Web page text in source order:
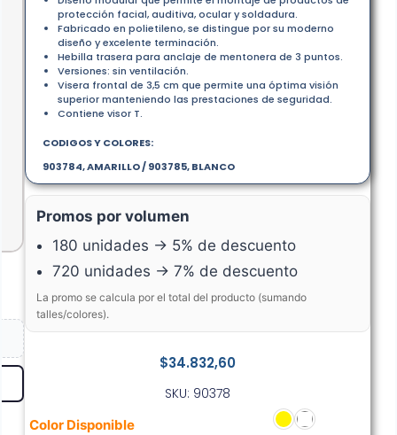
$34.832,60
protección facial, auditiva, ocular y soldadura.
Fabricado en polietileno, se distingue por su moderno
diseño y excelente terminación.
Hebilla trasera para anclaje de mentonera de 3 puntos.
Versiones: sin ventilación.
Visera frontal de 3,5 cm que permite una óptima visión
superior manteniendo las prestaciones de seguridad.
Contiene visor T.
CODIGOS Y COLORES:
903784, AMARILLO / 903785, BLANCO
SKU: 90378
Color Disponible
Promos por volumen
180 unidades → 5% de descuento
720 unidades → 7% de descuento
La promo se calcula por el total del producto (sumando
talles/colores).